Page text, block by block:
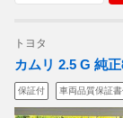
トヨタ
カムリ 2.5 G 純
保証付 車両品質保証